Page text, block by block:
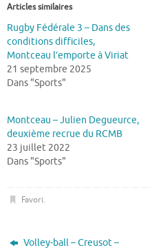
Articles similaires
Rugby Fédérale 3 – Dans des
conditions difficiles,
Montceau l’emporte à Viriat
21 septembre 2025
Dans "Sports"
Montceau – Julien Degueurce,
deuxième recrue du RCMB
23 juillet 2022
Dans "Sports"
Favori.
Volley-ball – Creusot –